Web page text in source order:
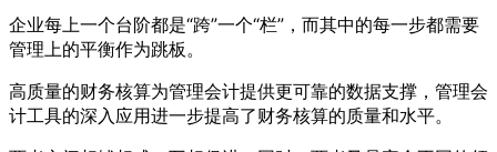
企业每上一个台阶都是“跨”一个“栏”，而其中的每一步都需要
管理上的平衡作为跳板。
高质量的财务核算为管理会计提供更可靠的数据支撑，管理会
计工具的深入应用进一步提高了财务核算的质量和水平。